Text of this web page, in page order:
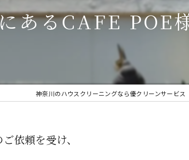
あるCAFE POE
神奈川のハウスクリーニングなら優クリーンサービス
依頼を受け、